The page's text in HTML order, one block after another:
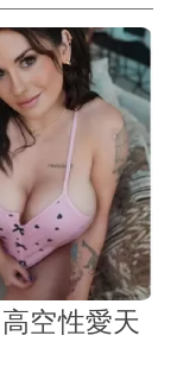
空性愛天